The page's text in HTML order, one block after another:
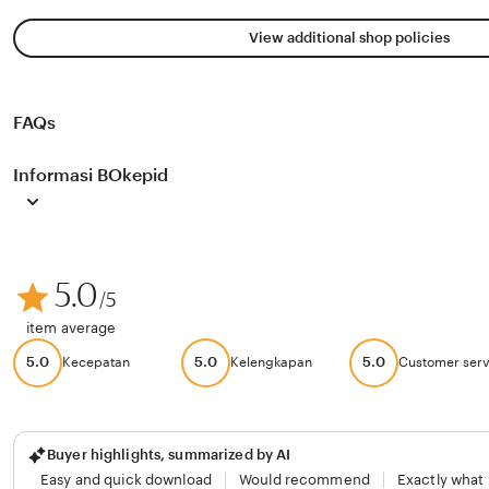
View additional shop policies
FAQs
Informasi BOkepid
5.0/5
item average
5.0 Kecepatan 5.0 Kelengkapan 5.0 Customer
Buyer highlights, summarized by AI
Easy and quick download
Would recommend Exactly what